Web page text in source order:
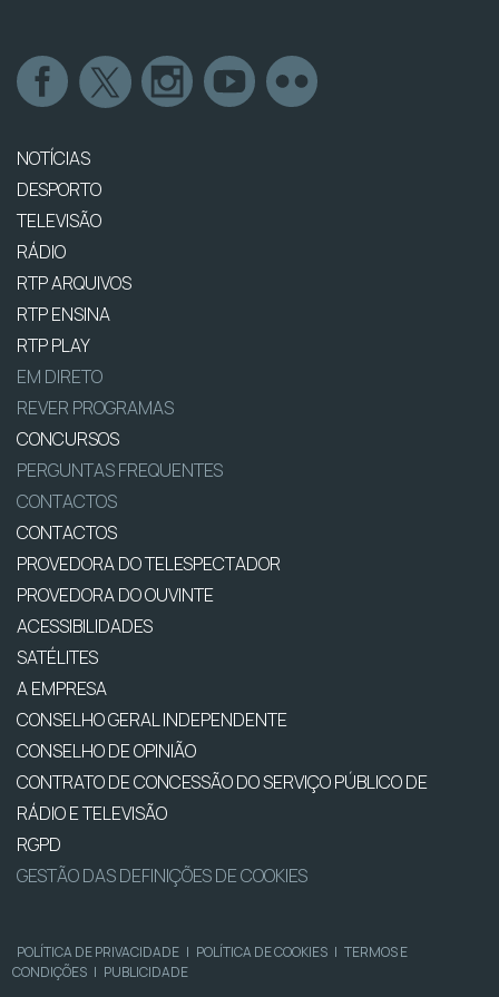
NOTÍCIAS
DESPORTO
TELEVISÃO
RÁDIO
RTP ARQUIVOS
RTP ENSINA
RTP PLAY
EM DIRETO
REVER PROGRAMAS
CONCURSOS
PERGUNTAS FREQUENTES
CONTACTOS
CONTACTOS
PROVEDORA DO TELESPECTADOR
PROVEDORA DO OUVINTE
ACESSIBILIDADES
SATÉLITES
A EMPRESA
CONSELHO GERAL INDEPENDENTE
CONSELHO DE OPINIÃO
CONTRATO DE CONCESSÃO DO SERVIÇO PÚBLICO DE
RÁDIO E TELEVISÃO
RGPD
GESTÃO DAS DEFINIÇÕES DE COOKIES
POLÍTICA DE PRIVACIDADE | POLÍTICA DE COOKIES | TERMOS E
CONDIÇÕES | PUBLICIDADE